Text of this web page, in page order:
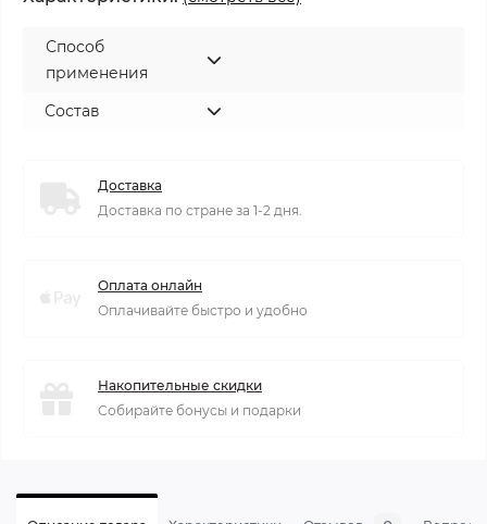
Способ
применения
Состав
Доставка
Доставка по стране за 1-2 дня.
Оплата онлайн
Оплачивайте быстро и удобно
Накопительные скидки
Собирайте бонусы и подарки